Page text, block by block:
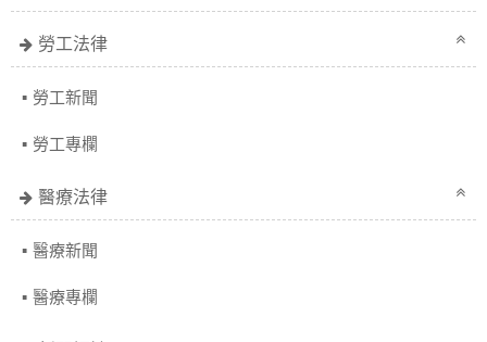
勞工法律
勞工新聞
勞工專欄
醫療法律
醫療新聞
醫療專欄